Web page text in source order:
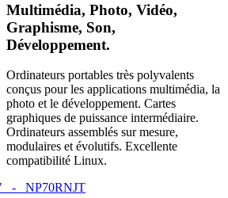
Multimédia, Photo, Vidéo,
Graphisme, Son,
Développement.
Ordinateurs portables très polyvalents
conçus pour les applications multimédia, la
photo et le développement. Cartes
graphiques de puissance intermédiaire.
Ordinateurs assemblés sur mesure,
modulaires et évolutifs. Excellente
compatibilité Linux.
- NP70RNJT